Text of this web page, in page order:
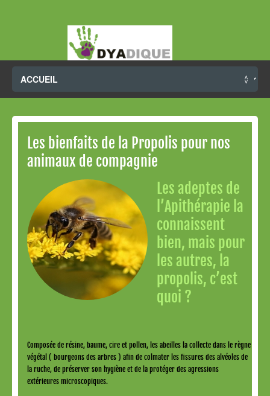
Les bienfaits de la Propolis pour nos
animaux de compagnie
Les adeptes de
l’Apithérapie la
connaissent
bien, mais pour
les autres, la
propolis, c’est
quoi ?
Composée de résine, baume, cire et pollen, les abeilles la collecte dans le règne
végétal ( bourgeons des arbres ) afin de colmater les fissures des alvéoles de
la ruche, de préserver son hygiène et de la protéger des agressions
extérieures microscopiques.